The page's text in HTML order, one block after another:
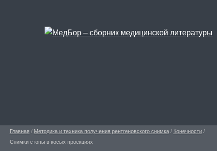
Главная / Методика и техника получения рентгеновского снимка/ Конечности/
Снимки стопы в косых проекциях